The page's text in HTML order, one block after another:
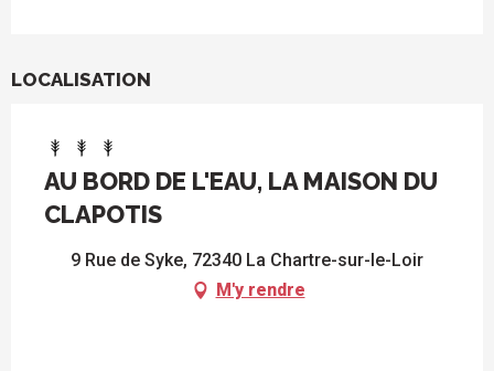
LOCALISATION
AU BORD DE L'EAU, LA MAISON DU
CLAPOTIS
9 Rue de Syke, 72340 La Chartre-sur-le-Loir
M'y rendre